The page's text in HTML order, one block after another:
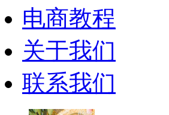
电商教程
关于我们
联系我们